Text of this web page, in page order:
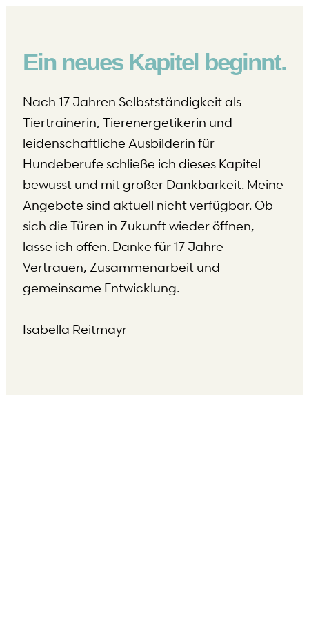
Ein neues Kapitel beginnt.
Nach 17 Jahren Selbstständigkeit als
Tiertrainerin, Tierenergetikerin und
leidenschaftliche Ausbilderin für
Hundeberufe schließe ich dieses Kapitel
bewusst und mit großer Dankbarkeit. Meine
Angebote sind aktuell nicht verfügbar. Ob
sich die Türen in Zukunft wieder öffnen,
lasse ich offen. Danke für 17 Jahre
Vertrauen, Zusammenarbeit und
gemeinsame Entwicklung.
Isabella Reitmayr